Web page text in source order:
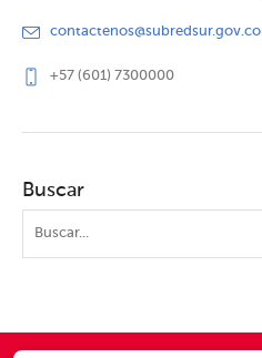
contactenos@subredsur.gov.co
+57 (601) 7300000
Buscar